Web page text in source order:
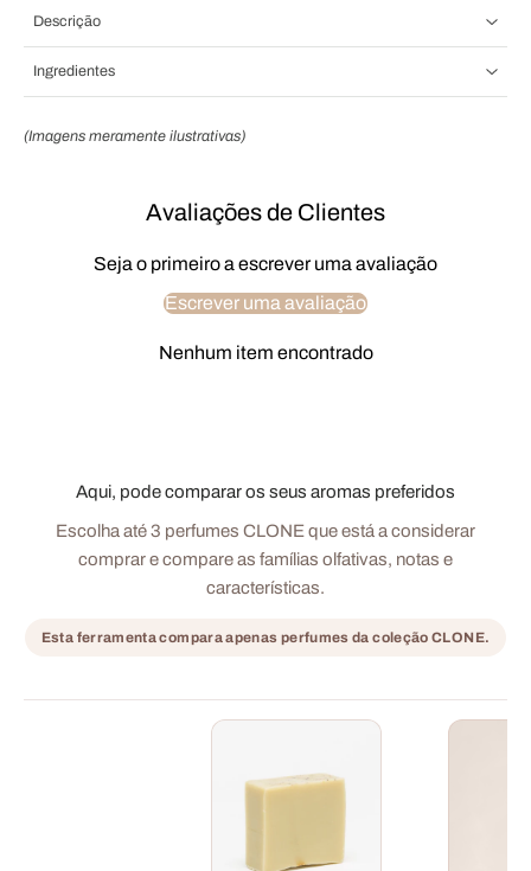
Descrição
Ingredientes
(Imagens meramente ilustrativas)
Avaliações de Clientes
Seja o primeiro a escrever uma avaliação
Escrever uma avaliação
Nenhum item encontrado
Aqui, pode comparar os seus aromas preferidos
Escolha até 3 perfumes CLONE que está a considerar
comprar e compare as famílias olfativas, notas e
características.
Esta ferramenta compara apenas perfumes da coleção CLONE.